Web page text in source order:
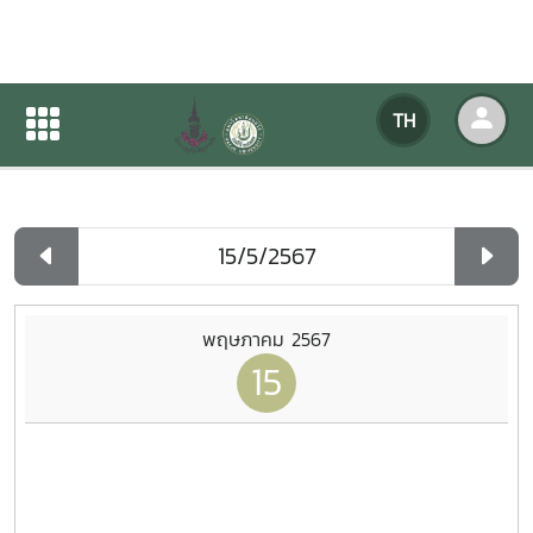
TH
ปฏิทินกิจกรรมของหน่วยงาน
ปฏิทินกิจกรรมของหน่วยงาน
พฤษภาคม 2567
15